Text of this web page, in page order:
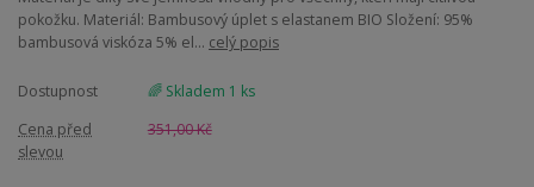
pokožku. Materiál: Bambusový úplet s elastanem BIO Složení: 95%
bambusová viskóza 5% el... celý popis
Dostupnost
🌈 Skladem 1 ks
Cena před
slevou
351,00 Kč